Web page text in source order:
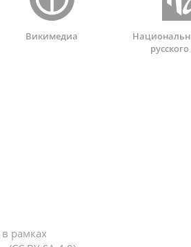
Викимедиа
рамках